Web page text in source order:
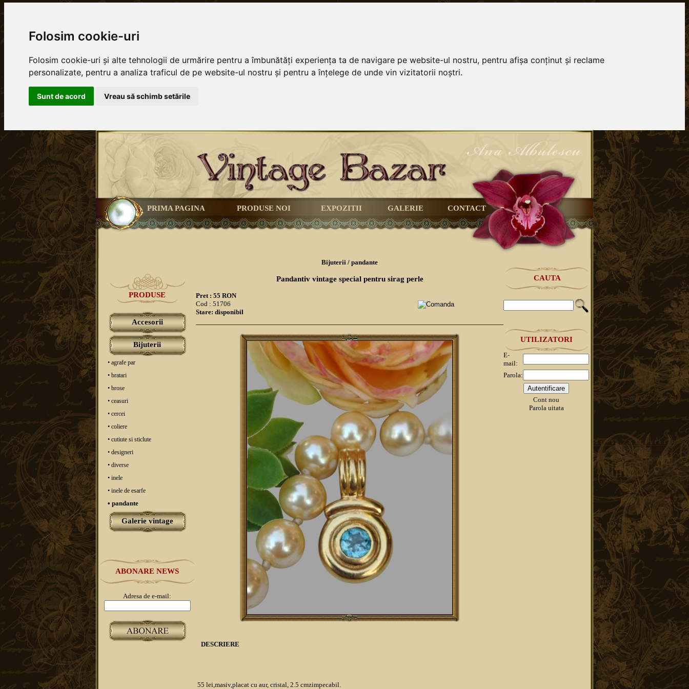
Folosim cookie-uri
Folosim cookie-uri și alte tehnologii de urmărire pentru a îmbunătăți experiența ta de navigare pe website-ul nostru, pentru afișa conținut și reclame
personalizate, pentru a analiza traficul de pe website-ul nostru și pentru a înțelege de unde vin vizitatorii noștri.
Sunt de acord Vreau să schimb setările
PRIMA PAGINA PRODUSE NOI EXPOZITII GALERIE CONTACT
PRODUSE
Accesorii
Bijuterii
• agrafe par
• bratari
• brose
• ceasuri
• cercei
• coliere
• cutiute si sticlute
• designeri
• diverse
• inele
• inele de esarfe
• pandante
Galerie vintage
ABONARE NEWS
Adresa de e-mail:
Bijuterii / pandante
Pandantiv vintage special pentru sirag perle
Pret : 55 RON
Cod : 51706
Stare: disponibil
DESCRIERE
55 lei,masiv,placat cu aur, cristal, 2.5 cmzimpecabil.
CAUTA
UTILIZATORI
E-
mail:
Parola:
Cont nou
Parola uitata